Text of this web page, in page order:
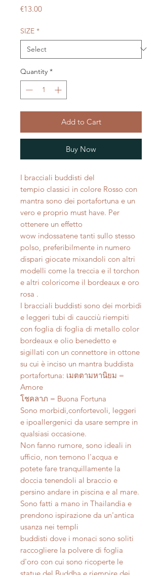
€13.00Price
SIZE *
Quantity *
Add to Cart
Buy Now
I bracciali buddisti del
tempio classici in colore Rosso con
mantra sono dei portafortuna e un
vero e proprio must have. Per
ottenere un effetto
wow indossatene tanti sullo stesso
polso, preferibilmente in numero
dispari giocate mixandoli con altri
modelli come la treccia e il torchon
e altri coloricome il bordeaux e oro
rosa .
I bracciali buddisti sono dei morbidi
e leggeri tubi di caucciù riempiti
con foglia di foglia di metallo color
bordeaux e olio benedetto e
sigillati con un connettore in ottone
su cui è inciso un mantra buddista
portafortuna: เมตตามหานิยม =
Amore
โชคลาภ = Buona Fortuna
Sono morbidi,confortevoli, leggeri
e ipoallergenici da usare sempre in
qualsiasi occasione.
Non fanno rumore, sono ideali in
ufficio, non temono l'acqua e
potete fare tranquillamente la
doccia tenendoli al braccio e
persino andare in piscina e al mare.
Sono fatti a mano in Thailandia e
prendono ispirazione da un'antica
usanza nei templi
buddisti dove i monaci sono soliti
raccogliere la polvere di foglia
d'oro con cui sono ricoperte le